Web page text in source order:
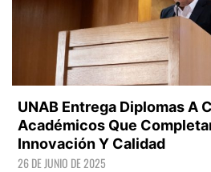
UNAB Entrega Diplomas A
Académicos Que
Innovación Y Calidad
26 DE JUNIO DE 2025